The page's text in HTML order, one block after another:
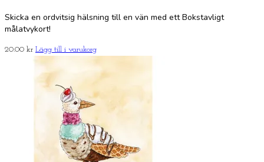
Skicka en ordvitsig hälsning till en vän med ett Bokstavligt
målatvykort!
20.00 kr Lägg till i varukorg